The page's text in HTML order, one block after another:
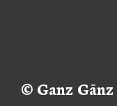
© Ganz Gänz